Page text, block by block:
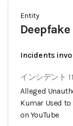
Entity
Incidents
インシデント
Alleged
Kumar Used
on YouTube